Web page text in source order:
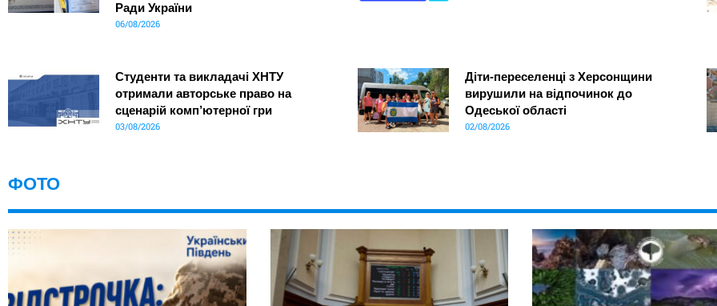
Ради України
06/08/2026
Студенти та викладачі ХНТУ
отримали авторське право на
сценарій комп’ютерної гри
03/08/2026
Діти-переселенці з Херсонщини
вирушили на відпочинок до
Одеської області
02/08/2026
ФОТО